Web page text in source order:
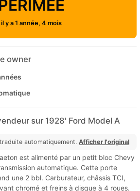
il y a 1 année, 4 mois
owner
sur 1928' Ford Model A
automatiquement. Afficher l'original
est alimenté par un petit bloc Chevy
automatique. Cette porte
une 2 bbl. Carburateur, châssis TCI,
chromé et freins à disque à 4 roues.